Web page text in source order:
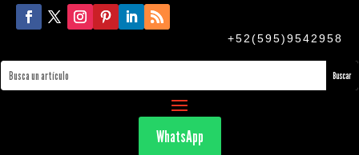
+52(595)9542958
WhatsApp